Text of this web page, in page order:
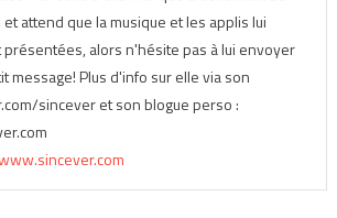
attend que la musique et les applis lui
présentées, alors n'hésite pas à lui envoyer
message! Plus d'info sur elle via son
sincever et son blogue perso :